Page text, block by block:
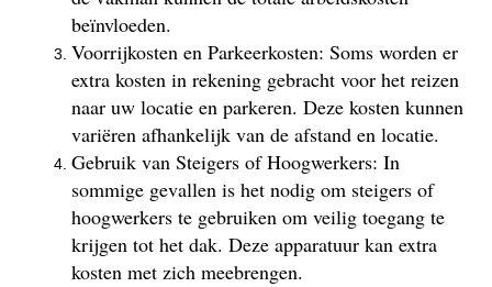
beïnvloeden.
Voorrijkosten en Parkeerkosten: Soms worden er
extra kosten in rekening gebracht voor het reizen
naar uw locatie en parkeren. Deze kosten kunnen
variëren afhankelijk van de afstand en locatie.
Gebruik van Steigers of Hoogwerkers: In
sommige gevallen is het nodig om steigers of
hoogwerkers te gebruiken om veilig toegang te
krijgen tot het dak. Deze apparatuur kan extra
kosten met zich meebrengen.